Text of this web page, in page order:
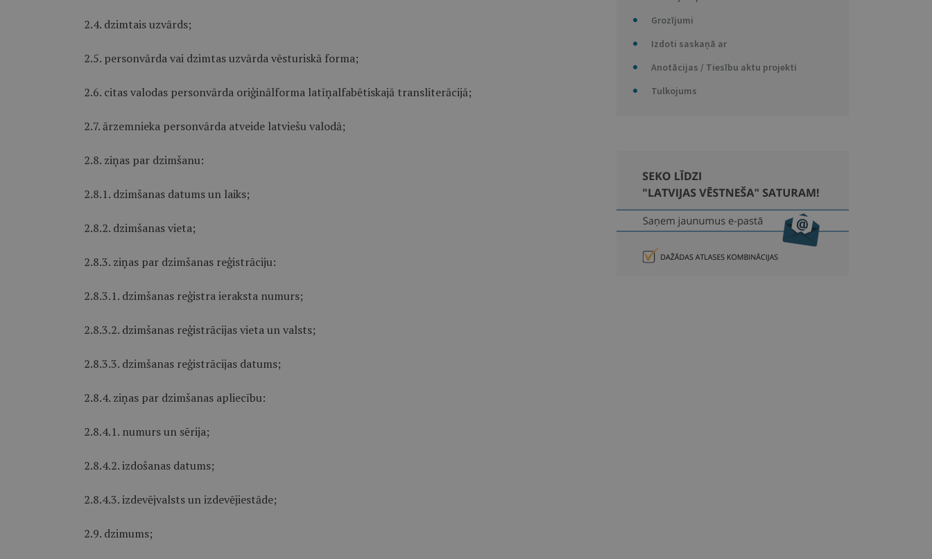
Grozījumi
Izdoti saskaņā ar
Anotācijas / Tiesību aktu projekti
Tulkojums
2.4. dzimtais uzvārds;
2.5. personvārda vai dzimtas uzvārda vēsturiskā forma;
2.6. citas valodas personvārda oriģinālforma latīņalfabētiskajā transliterācijā;
2.7. ārzemnieka personvārda atveide latviešu valodā;
2.8. ziņas par dzimšanu:
2.8.1. dzimšanas datums un laiks;
2.8.2. dzimšanas vieta;
2.8.3. ziņas par dzimšanas reģistrāciju:
2.8.3.1. dzimšanas reģistra ieraksta numurs;
2.8.3.2. dzimšanas reģistrācijas vieta un valsts;
2.8.3.3. dzimšanas reģistrācijas datums;
2.8.4. ziņas par dzimšanas apliecību:
2.8.4.1. numurs un sērija;
2.8.4.2. izdošanas datums;
2.8.4.3. izdevējvalsts un izdevējiestāde;
2.9. dzimums;